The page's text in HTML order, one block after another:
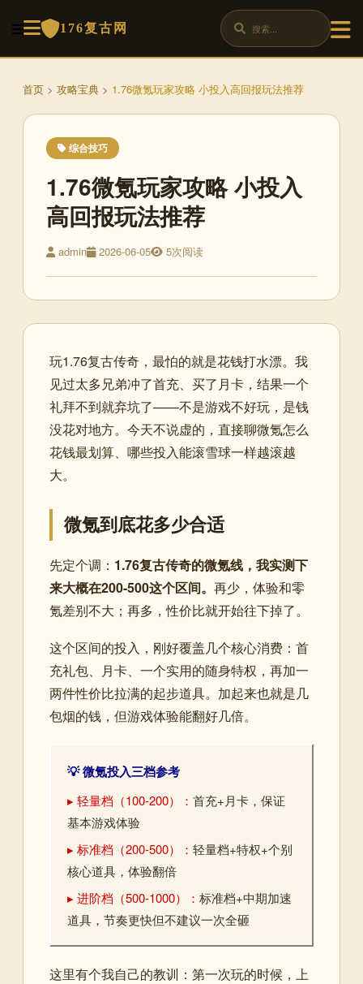
176复古网
首页 > 攻略宝典 > 1.76微氪玩家攻略 小投入高回报玩法推荐
综合技巧
1.76微氪玩家攻略 小投入
高回报玩法推荐
admin 2026-06-05 5次阅读
玩1.76复古传奇，最怕的就是花钱打水漂。我
见过太多兄弟冲了首充、买了月卡，结果一个
礼拜不到就弃坑了——不是游戏不好玩，是钱
没花对地方。今天不说虚的，直接聊微氪怎么
花钱最划算、哪些投入能滚雪球一样越滚越
大。
微氪到底花多少合适
先定个调： 1.76复古传奇的微氪线，我实测下
来大概在200-500这个区间。 再少，体验和零
氪差别不大；再多，性价比就开始往下掉了。
这个区间的投入，刚好覆盖几个核心消费：首
充礼包、月卡、一个实用的随身特权，再加一
两件性价比拉满的起步道具。加起来也就是几
包烟的钱，但游戏体验能翻好几倍。
💡 微氪投入三档参考
▸ 轻量档（100-200）： 首充+月卡，保证
基本游戏体验
▸ 标准档（200-500）： 轻量档+特权+个别
核心道具，体验翻倍
▸ 进阶档（500-1000）： 标准档+中期加速
道具，节奏更快但不建议一次全砸
这里有个我自己的教训：第一次玩的时候，上